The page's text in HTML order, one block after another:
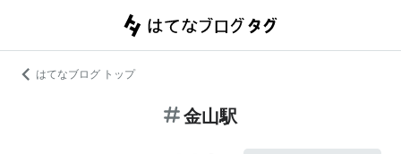
はてなブログ トップ
金山駅